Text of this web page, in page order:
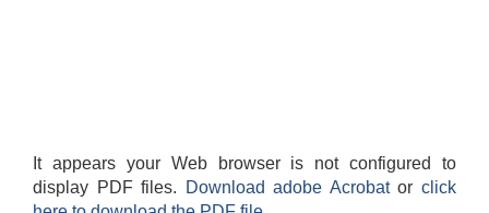
It appears your Web browser is not configured to
display PDF files.
Download adobe Acrobatorclick